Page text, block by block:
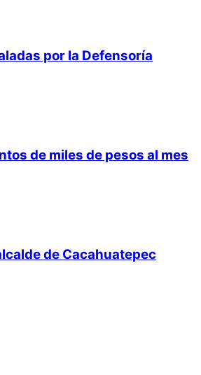
por la Defensoría
de miles de pesos al mes
de Cacahuatepec